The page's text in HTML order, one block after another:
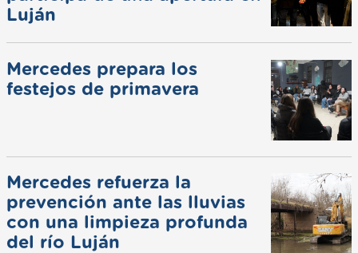
Luján
Mercedes prepara los
festejos de primavera
Mercedes refuerza la
prevención ante las lluvias
con una limpieza profunda
del río Luján